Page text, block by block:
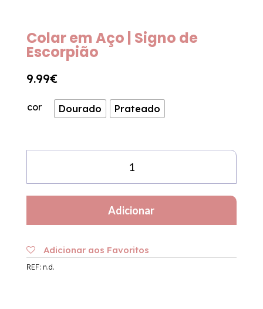
Colar em Aço | Signo de
Escorpião
9.99€
cor Dourado Prateado
Colar
Signo
de
Adicionar
Adicionar aos Favoritos
REF: n.d.